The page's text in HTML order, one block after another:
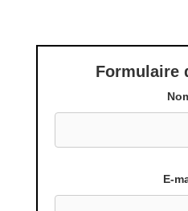
Formulaire
E-